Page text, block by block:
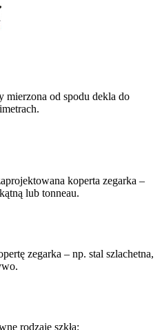
mierzona od spodu dekla do
koperta zegarka –
lub tonneau.
zegarka – np. stal szlachetna,
rodzaje szkła: